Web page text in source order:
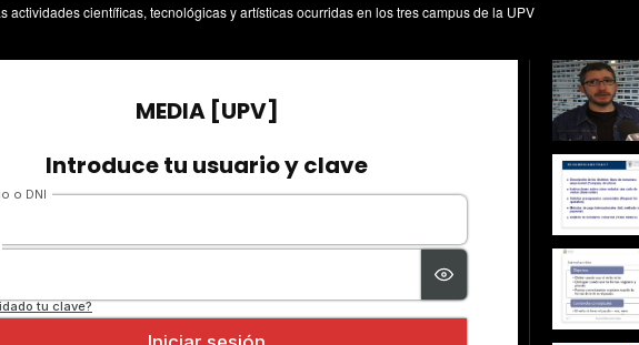
actividades científicas, tecnológicas y artísticas ocurridas en los tres campus de la UPV